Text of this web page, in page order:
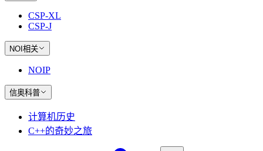
CSP-XL
CSP-J
NOI相关
NOIP
信奥科普
计算机历史
C++的奇妙之旅